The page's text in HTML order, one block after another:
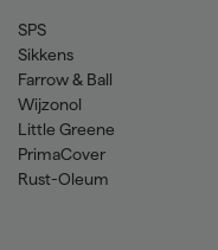
SPS
Sikkens
Farrow & Ball
Wijzonol
Little Greene
PrimaCover
Rust-Oleum